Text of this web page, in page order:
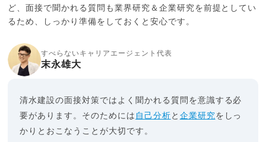
ど、面接で聞かれる質問も業界研究＆企業研究を前提としてい
るため、しっかり準備をしておくと安心です。
すべらないキャリアエージェント代表
末永雄大
清水建設の面接対策ではよく聞かれる質問を意識する必
要があります。そのためには 自己分析 と 企業研究をしっ
かりとおこなうことが大切です。